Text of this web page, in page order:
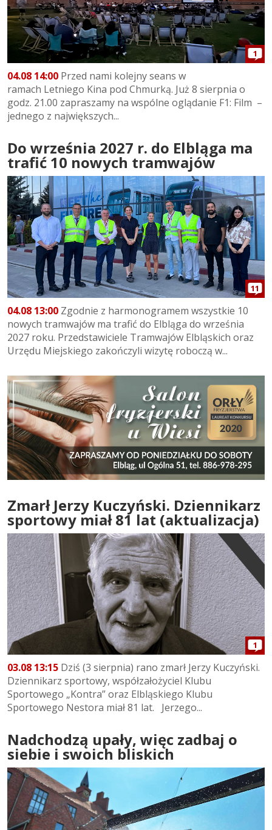
1
04.08 14:00 Przed nami kolejny seans w
ramach Letniego Kina pod Chmurką. Już 8 sierpnia o
godz. 21.00 zapraszamy na wspólne oglądanie F1: Film –
jednego z największych...
Do września 2027 r. do Elbląga ma
trafić 10 nowych tramwajów
11
04.08 13:00 Zgodnie z harmonogramem wszystkie 10
nowych tramwajów ma trafić do Elbląga do września
2027 roku. Przedstawiciele Tramwajów Elbląskich oraz
Urzędu Miejskiego zakończyli wizytę roboczą w...
Zmarł Jerzy Kuczyński. Dziennikarz
sportowy miał 81 lat (aktualizacja)
1
03.08 13:15 Dziś (3 sierpnia) rano zmarł Jerzy Kuczyński.
Dziennikarz sportowy, współzałożyciel Klubu
Sportowego „Kontra” oraz Elbląskiego Klubu
Sportowego Nestora miał 81 lat. Jerzego...
Nadchodzą upały, więc zadbaj o
siebie i swoich bliskich